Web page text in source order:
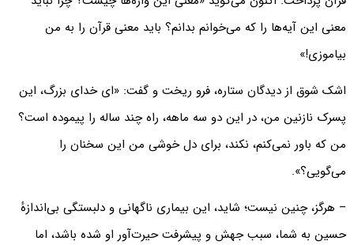
معنی این آیه‌ها را که می‌خوانم بدانم؟ باید معنی قرآن را به من
بیاموزی!»
اشک شوق از دیدگان ستاره، فرو ریخت و گفت: «ای خدای بزرگ، این
پسرک نازنین من، در این دو سه ماهه، راه چند ساله را پیموده است؟
من که باور نمی‌کنم، نکند، برای دل خوشی من این سخنان را
می‌گویی؟».
– هرگز، چنین نیست؛ شاید، این بیماری ناگهانی و دلبستگی بی‌اندازه‌ٔ
حسین به شما، سبب جهش و پیشرفت حیرت‌آور او شده باشد، اما